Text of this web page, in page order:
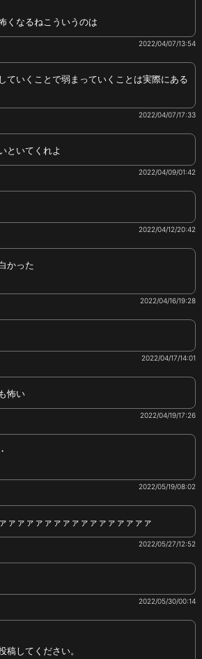
くなるねこういうのは
2022/04/07/13:54
ていくことで弱まっていくことは実際にある
2022/04/07/17:33
といてくれよ
2022/04/09/01:42
2022/04/12/20:42
かった
2022/04/16/19:28
2022/04/17/14:01
怖い
2022/04/19/17:26
2022/05/19/08:02
ァァァァァァァァァァァァァァァァ
2022/05/27/12:52
2022/05/30/00:14
稿してください。